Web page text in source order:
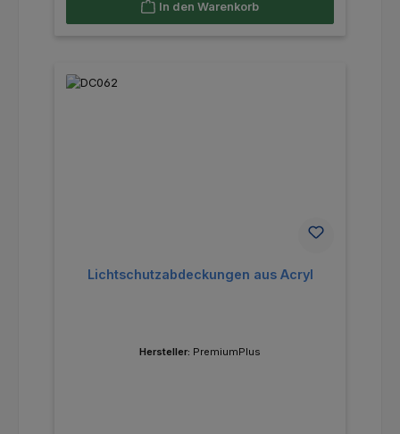
In den Warenkorb
Lichtschutzabdeckungen aus Acryl
Hersteller: PremiumPlus